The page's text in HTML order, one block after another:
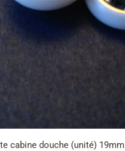
cabine douche (unité) 19mm